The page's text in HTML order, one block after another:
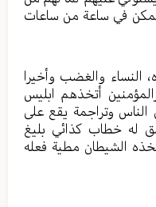
في ساعة من ساعات
النساء والغضب وأخيرا
أتخذهم ابليس
وتراجمة يقع على
له خطاب كذائي بليغ
الشيطان مطية فعله